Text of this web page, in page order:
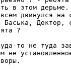
в этом
двинулся на
Баська, Доктор,
?
не туда
не